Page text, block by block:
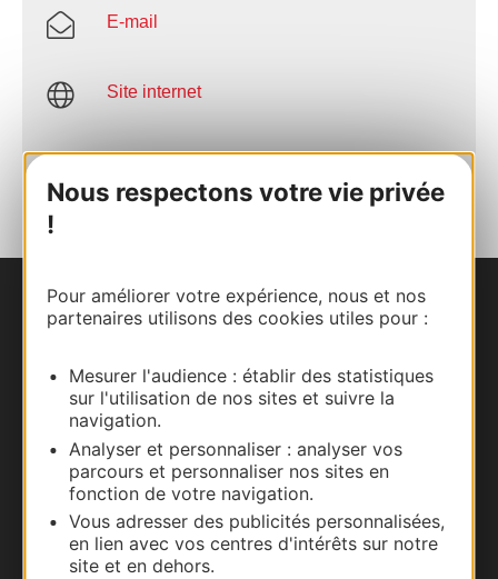
Nous respectons votre vie privée
!
Pour améliorer votre expérience, nous et nos
partenaires utilisons des cookies utiles pour :
Mesurer l'audience : établir des statistiques
sur l'utilisation de nos sites et suivre la
navigation.
Analyser et personnaliser : analyser vos
parcours et personnaliser nos sites en
fonction de votre navigation.
Vous adresser des publicités personnalisées,
en lien avec vos centres d'intérêts sur notre
site et en dehors.
E-mail
Site internet
AJOUTER
Nous contacter
Carte interactive
Documentation